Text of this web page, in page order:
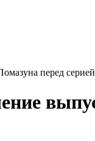
перед